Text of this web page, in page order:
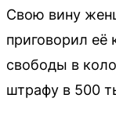
Свою вину
приговорил её
свободы в
штрафу в 500